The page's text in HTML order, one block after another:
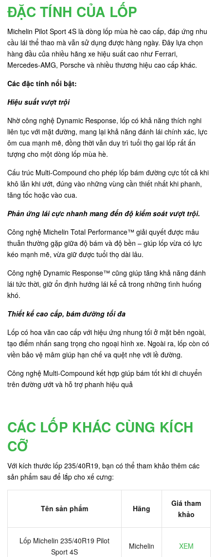
ĐẶC TÍNH CỦA LỐP
Michelin Pilot Sport 4S là dòng lốp mùa hè cao cấp, đáp ứng nhu
cầu lái thể thao mà vẫn sử dụng được hàng ngày. Đây lựa chọn
hàng đầu của nhiều hãng xe hiệu suất cao như Ferrari,
Mercedes-AMG, Porsche và nhiều thương hiệu cao cấp khác.
Các đặc tính nổi bật:
Hiệu suất vượt trội
Nhờ công nghệ Dynamic Response, lốp có khả năng thích nghi
liên tục với mặt đường, mang lại khả năng đánh lái chính xác, lực
ôm cua mạnh mẽ, đồng thời vẫn duy trì tuổi thọ gai lốp rất ấn
tượng cho một dòng lốp mùa hè.
Cấu trúc Multi-Compound cho phép lốp bám đường cực tốt cả khi
khô lẫn khi ướt, đúng vào những vùng cần thiết nhất khi phanh,
tăng tốc hoặc vào cua.
Phản ứng lái cực nhanh mang đến độ kiểm soát vượt trội.
Công nghệ Michelin Total Performance™ giải quyết được mâu
thuẫn thường gặp giữa độ bám và độ bền – giúp lốp vừa có lực
kéo mạnh mẽ, vừa giữ được tuổi thọ dài lâu.
Công nghệ Dynamic Response™ cũng giúp tăng khả năng đánh
lái tức thời, giữ ổn định hướng lái kể cả trong những tình huống
khó.
Thiết kế cao cấp, bám đường tối đa
Lốp có hoa văn cao cấp với hiệu ứng nhung tối ở mặt bên ngoài,
tạo điểm nhấn sang trọng cho ngoại hình xe. Ngoài ra, lốp còn có
viền bảo vệ mâm giúp hạn chế va quệt nhẹ với lề đường.
Công nghệ Multi-Compound kết hợp giúp bám tốt khi di chuyển
trên đường ướt và hỗ trợ phanh hiệu quả
CÁC LỐP KHÁC CÙNG KÍCH
CỠ
Với kích thước lốp 235/40R19, bạn có thể tham khảo thêm các
sản phẩm sau để lắp cho xế cưng:
Tên sản phẩm Hãng
Giá tham
khảo
Lốp Michelin 235/40R19 Pilot
Sport 4S
Michelin XEM